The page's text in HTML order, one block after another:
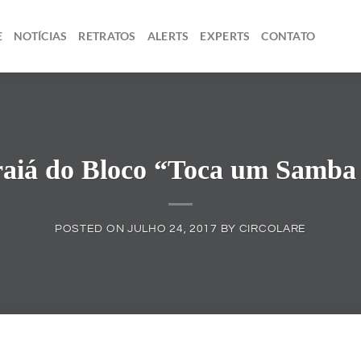
NOTÍCIAS RETRATOS ALERTS EXPERTS CONTATO
do Bloco “Toca um
POSTED ON JULHO 24, 2017 BY CIRCOLARE